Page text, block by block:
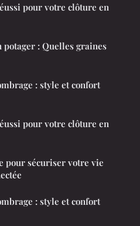
pour votre clôture en
: Quelles graines
: style et confort
pour votre clôture en
pour sécuriser votre vie
: style et confort